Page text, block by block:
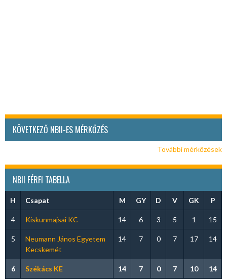
KÖVETKEZŐ NBII-ES MÉRKŐZÉS
További mérkőzések
NBII FÉRFI TABELLA
H Csapat M GY D V GK P
4 Kiskunmajsai KC 14 6 3 5 1 15
5
Neumann János Egyetem
Kecskemét
14 7 0 7 17 14
6 Székács KE 14 7 0 7 10 14